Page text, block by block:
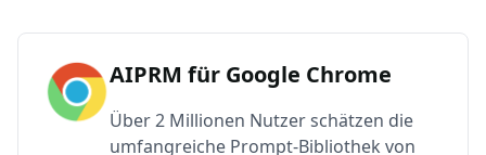
AIPRM für Google Chrome
Über 2 Millionen Nutzer schätzen die
umfangreiche Prompt-Bibliothek von